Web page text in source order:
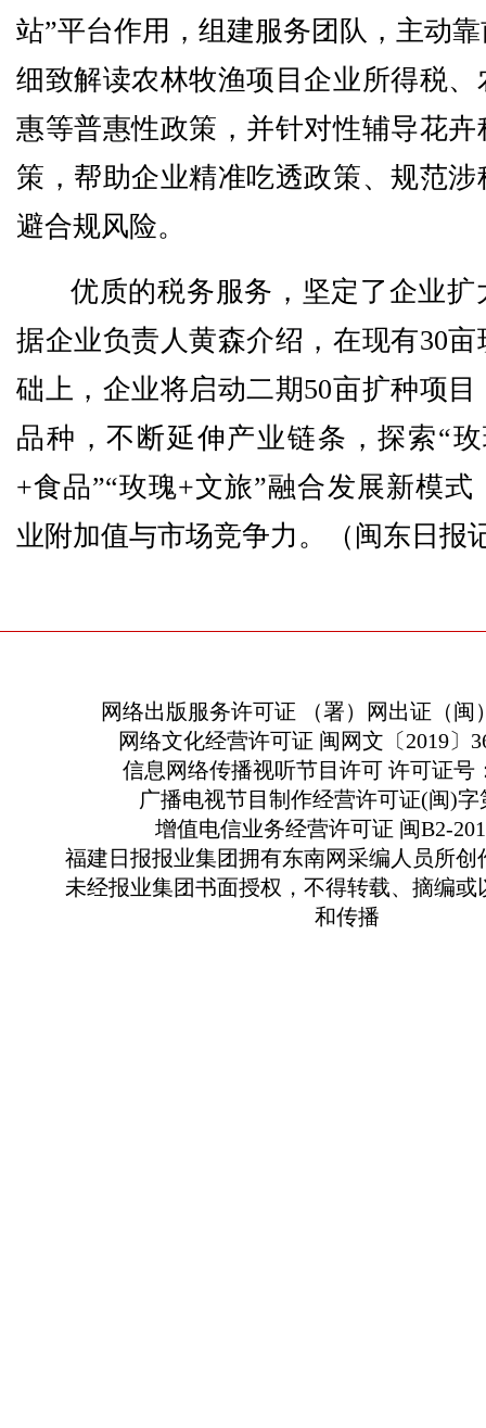
站”平台作用，组建服务团队，主动
细致解读农林牧渔项目企业所得税
惠等普惠性政策，并针对性辅导花
策，帮助企业精准吃透政策、规范
避合规风险。
优质的税务服务，坚定了企业扩
据企业负责人黄森介绍，在现有30
础上，企业将启动二期50亩扩种项
品种，不断延伸产业链条，探索“
+食品”“玫瑰+文旅”融合发展新模式
业附加值与市场竞争力。（闽东日报
网络出版服务许可证 （署）网出证（闽
网络文化经营许可证 闽网文〔2019〕
信息网络传播视听节目许可 许可证号
广播电视节目制作经营许可证(闽)字
增值电信业务经营许可证 闽B2-
福建日报报业集团拥有东南网采编人员所创
未经报业集团书面授权，不得转载、摘编或
和传播